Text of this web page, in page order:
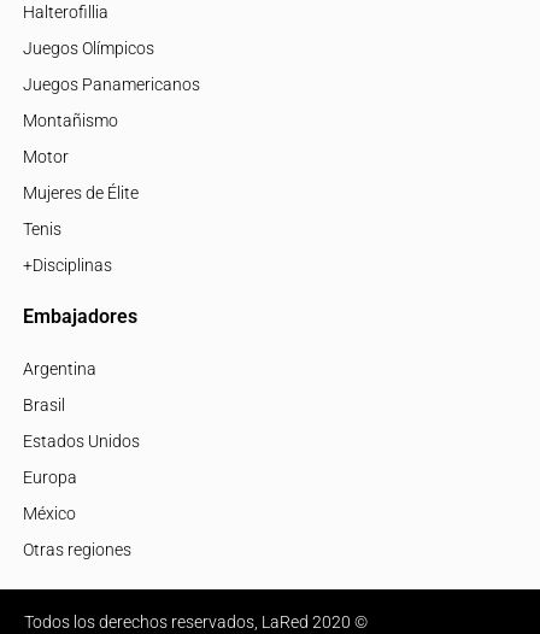
Halterofillia
Juegos Olímpicos
Juegos Panamericanos
Montañismo
Motor
Mujeres de Élite
Tenis
+Disciplinas
Embajadores
Argentina
Brasil
Estados Unidos
Europa
México
Otras regiones
Todos los derechos reservados, LaRed 2020 ©